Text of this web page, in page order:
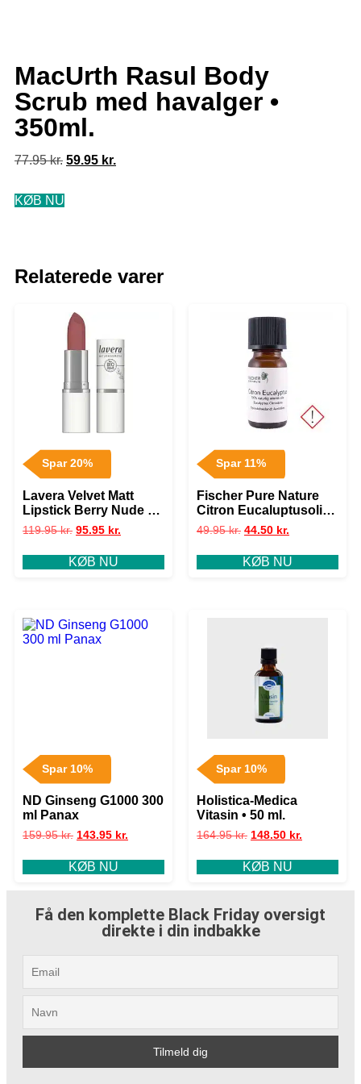
MacUrth Rasul Body
Scrub med havalger •
350ml.
77.95kr. 59.95 kr.
KØB NU
Relaterede varer
Spar 20%
Lavera Velvet Matt
Lipstick Berry Nude 01
X
119.95kr. 95.95 kr.
KØB NU
Spar 11%
Fischer Pure Nature
Citron Eucaluptusolie
æterisk • 10ml.
49.95kr. 44.50 kr.
KØB NU
Spar 10%
ND Ginseng G1000 300
ml Panax
159.95kr. 143.95 kr.
KØB NU
Spar 10%
Holistica-Medica
Vitasin • 50 ml.
164.95kr. 148.50 kr.
KØB NU
Få den komplette Black Friday oversigt
direkte i din indbakke